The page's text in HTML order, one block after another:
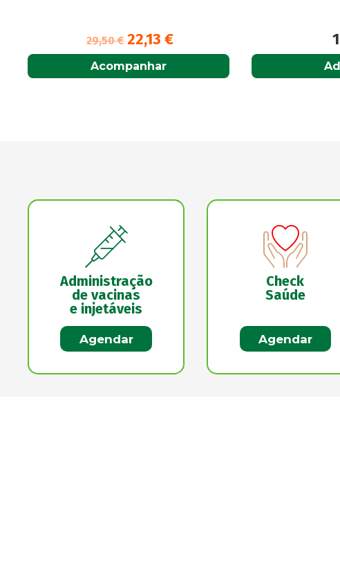
16,70€
Adicionar
Administração
de vacinas
e injetáveis
Agendar
Check
Saúde
Agendar